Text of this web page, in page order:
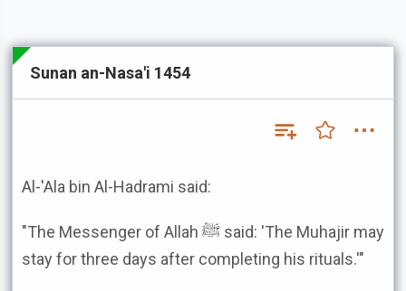
Sunan an-Nasa'i 1454
Al-'Ala bin Al-Hadrami said:
"The Messenger of Allah ﷺ said: 'The Muhajir may
stay for three days after completing his rituals.'"